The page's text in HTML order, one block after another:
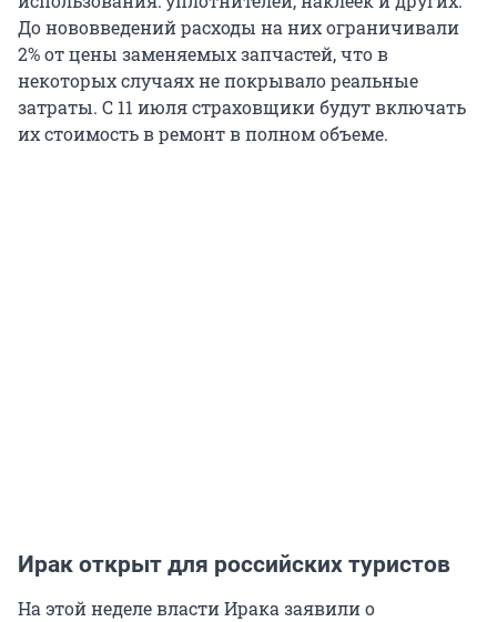
До нововведений расходы на них ограничивали
2% от цены заменяемых запчастей, что в
некоторых случаях не покрывало реальные
затраты. С 11 июля страховщики будут включать
их стоимость в ремонт в полном объеме.
Ирак открыт для российских туристов
На этой неделе власти Ирака заявили о